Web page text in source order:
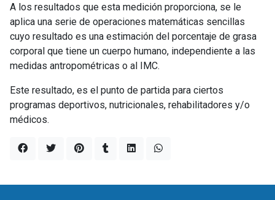
A los resultados que esta medición proporciona, se le
aplica una serie de operaciones matemáticas sencillas
cuyo resultado es una estimación del porcentaje de grasa
corporal que tiene un cuerpo humano, independiente a las
medidas antropométricas o al IMC.
Este resultado, es el punto de partida para ciertos
programas deportivos, nutricionales, rehabilitadores y/o
médicos.